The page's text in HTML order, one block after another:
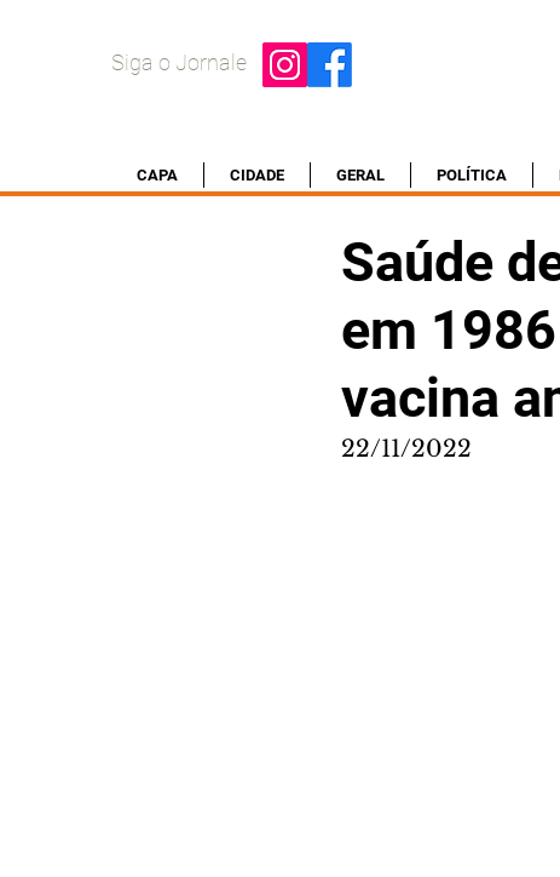
Siga o Jornale
CAPA CIDADE GERAL POLÍTICA
Saúde
em
vacina
22/11/2022